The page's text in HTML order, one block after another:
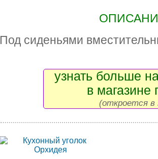
Под сиденьями
узнать больше
в магазине
(откроется в